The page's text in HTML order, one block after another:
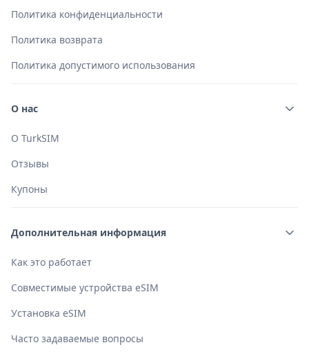
Политика конфиденциальности
Политика возврата
Политика допустимого использования
О нас
О TurkSIM
Отзывы
Купоны
Дополнительная информация
Как это работает
Совместимые устройства eSIM
Установка eSIM
Часто задаваемые вопросы